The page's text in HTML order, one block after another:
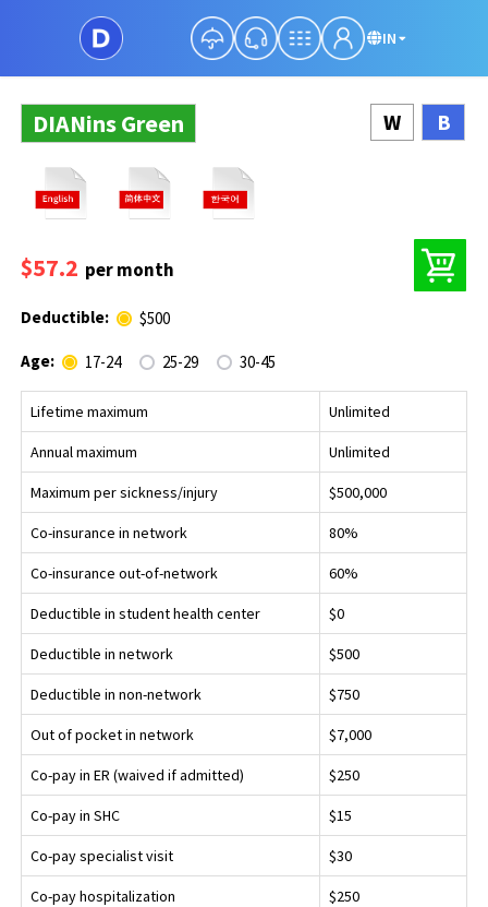
IN
DIANins Green W B
$57.2 per month
Deductible: $500
Age: 17-24 25-29 30-45
Lifetime maximum Unlimited
Annual maximum Unlimited
Maximum per sickness/injury $500,000
Co-insurance in network 80%
Co-insurance out-of-network 60%
Deductible in student health center $0
Deductible in network $500
Deductible in non-network $750
Out of pocket in network $7,000
Co-pay in ER (waived if admitted) $250
Co-pay in SHC $15
Co-pay specialist visit $30
Co-pay hospitalization $250